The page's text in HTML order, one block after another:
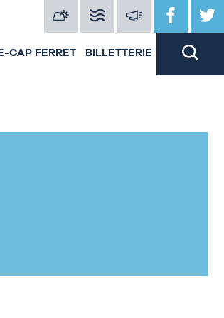
CAP FERRET BILLETTERIE